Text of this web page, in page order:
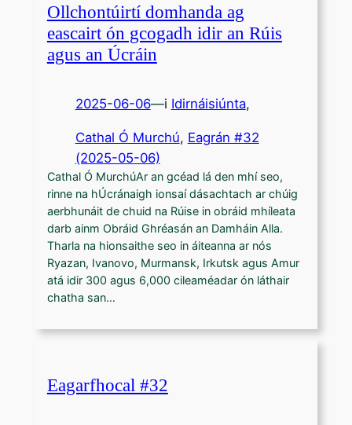
Ollchontúirtí domhanda ag
eascairt ón gcogadh idir an Rúis
agus an Úcráin
2025-06-06—i Idirnáisiúnta,
Cathal Ó Murchú, Eagrán #32
(2025-05-06)
Cathal Ó MurchúAr an gcéad lá den mhí seo,
rinne na hÚcránaigh ionsaí dásachtach ar chúig
aerbhunáit de chuid na Rúise in obráid mhíleata
darb ainm Obráid Ghréasán an Damháin Alla.
Tharla na hionsaithe seo in áiteanna ar nós
Ryazan, Ivanovo, Murmansk, Irkutsk agus Amur
atá idir 300 agus 6,000 cileaméadar ón láthair
chatha san…
Eagarfhocal #32